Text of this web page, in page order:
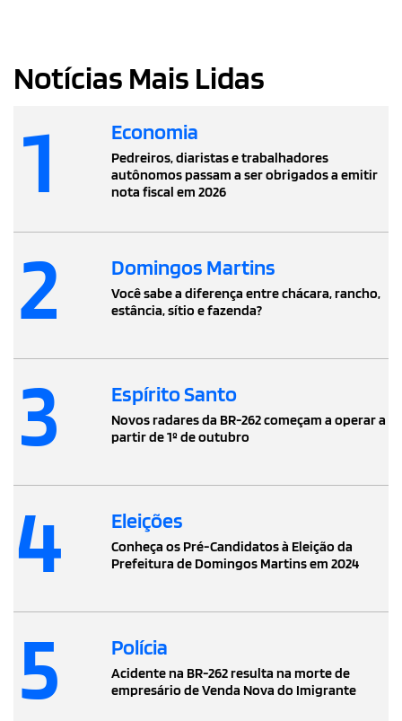
Notícias Mais Lidas
1 Economia
Pedreiros, diaristas e trabalhadores
autônomos passam a ser obrigados a emitir
nota fiscal em 2026
2 Domingos Martins
Você sabe a diferença entre chácara, rancho,
estância, sítio e fazenda?
3 Espírito Santo
Novos radares da BR-262 começam a operar a
partir de 1º de outubro
4 Eleições
Conheça os Pré-Candidatos à Eleição da
Prefeitura de Domingos Martins em 2024
5 Polícia
Acidente na BR-262 resulta na morte de
empresário de Venda Nova do Imigrante